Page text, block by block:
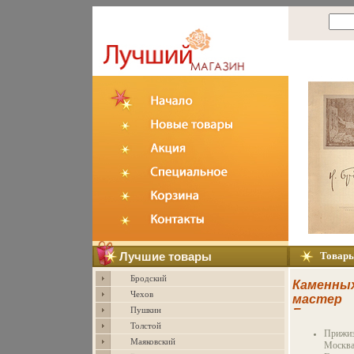
Лучшие товары
Бродский
Чехов
Пушкин
Толстой
Маяковский
мастер
издание